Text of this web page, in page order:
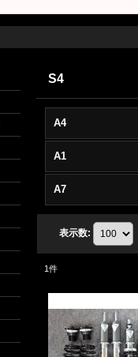
S4
A4
A1
A7
表示数:
1件